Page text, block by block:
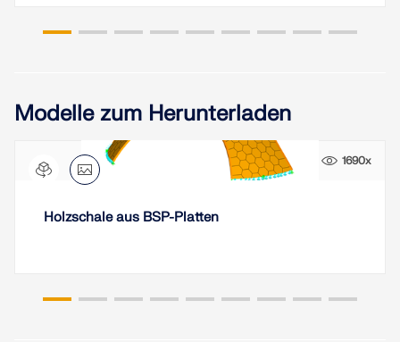
Modelle zum Herunterladen
1690x
Holzschale aus BSP-Platten